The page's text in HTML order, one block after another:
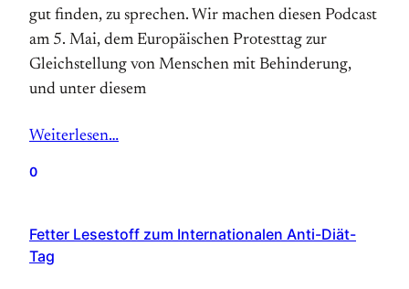
gut finden, zu sprechen. Wir machen diesen Podcast
am 5. Mai, dem Europäischen Protesttag zur
Gleichstellung von Menschen mit Behinderung,
und unter diesem
Weiterlesen…
0
Fetter Lesestoff zum Internationalen Anti-Diät-
Tag